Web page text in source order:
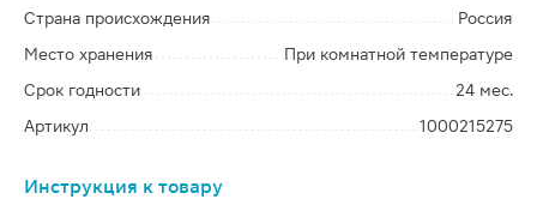
Страна происхождения
Россия
Место хранения
При комнатной температуре
Срок годности
24 мес.
Артикул
1000215275
Инструкция к товару